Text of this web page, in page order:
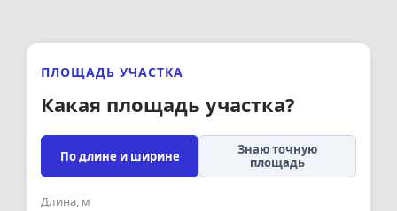
ПЛОЩАДЬ УЧАСТКА
Какая площадь участка?
По длине и ширине
Знаю точную
площадь
Длина, м